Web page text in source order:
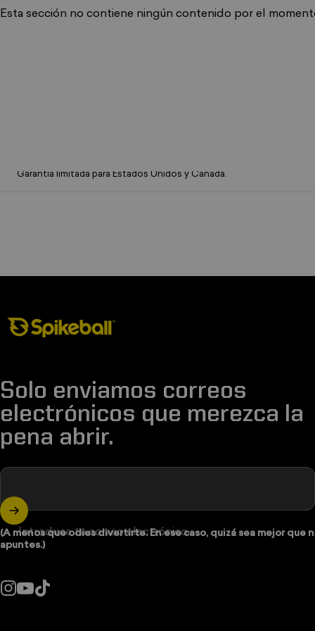
Esta sección no contiene ningún contenido por el
Garantía limitada para Estados Unidos y Canadá.
Tienda Spikeball
Solo enviamos correos
electrónicos que merezca la
pena abrir.
Introduce tu correo electrónico
(A menos que odies divertirte. En ese caso, quizá sea mejor que
apuntes.)